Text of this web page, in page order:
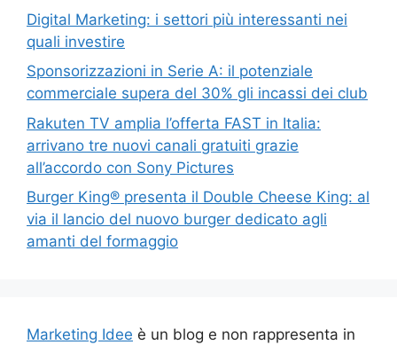
Digital Marketing: i settori più interessanti nei
quali investire
Sponsorizzazioni in Serie A: il potenziale
commerciale supera del 30% gli incassi dei club
Rakuten TV amplia l’offerta FAST in Italia:
arrivano tre nuovi canali gratuiti grazie
all’accordo con Sony Pictures
Burger King® presenta il Double Cheese King: al
via il lancio del nuovo burger dedicato agli
amanti del formaggio
Marketing Idee è un blog e non rappresenta in